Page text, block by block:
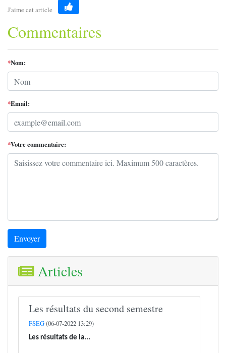
J'aime cet article
Like
Commentaires
*Nom:
*Email:
*Votre commentaire:
Envoyer
Articles
Les résultats du second semestre
FSEG(06-07-2022 13:29)
Les résultats de la...